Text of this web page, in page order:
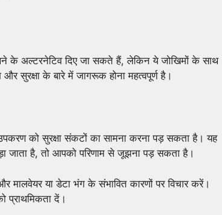
के अल्टरनेटिव दिए जा सकते हैं, लेकिन ये जोखिमों के साथ
सुरक्षा के बारे में जागरूक होना महत्वपूर्ण है।
को सुरक्षा संकटों का सामना करना पड़ सकता है। यह
जाता है, तो आपको परिणाम से जूझना पड़ सकता है।
या डेटा भंग के संभावित कारणों पर विचार करें।
प्राथमिकता दें।